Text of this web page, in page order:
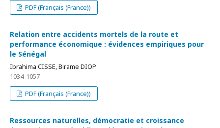
PDF (Français (France))
Relation entre accidents mortels de la route et
performance économique : évidences empiriques pour
le Sénégal
Ibrahima CISSE, Birame DIOP
1034-1057
PDF (Français (France))
Ressources naturelles, démocratie et croissance